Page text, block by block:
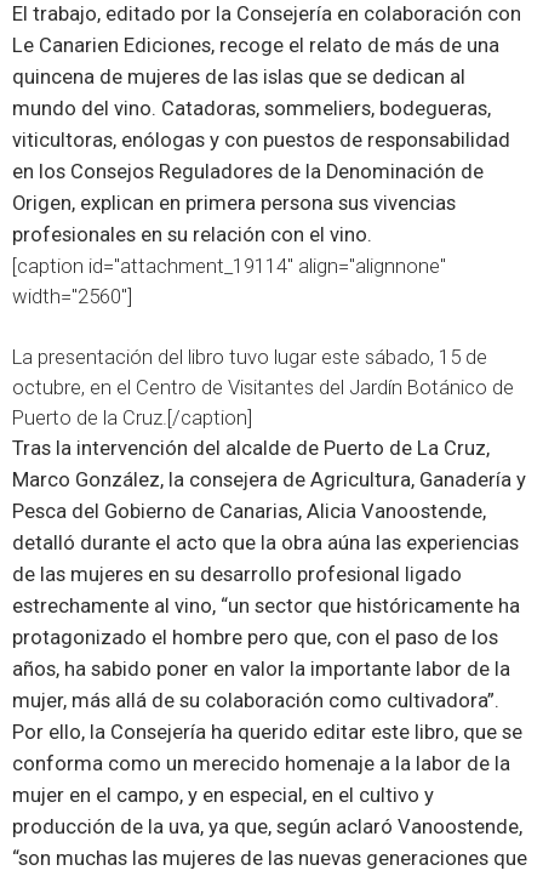
El trabajo, editado por la Consejería en colaboración con
Le Canarien Ediciones, recoge el relato de más de una
quincena de mujeres de las islas que se dedican al
mundo del vino. Catadoras, sommeliers, bodegueras,
viticultoras, enólogas y con puestos de responsabilidad
en los Consejos Reguladores de la Denominación de
Origen, explican en primera persona sus vivencias
profesionales en su relación con el vino.
[caption id="attachment_19114" align="alignnone"
width="2560"]
La presentación del libro tuvo lugar este sábado, 15 de
octubre, en el Centro de Visitantes del Jardín Botánico de
Puerto de la Cruz.[/caption]
Tras la intervención del alcalde de Puerto de La Cruz,
Marco González, la consejera de Agricultura, Ganadería y
Pesca del Gobierno de Canarias, Alicia Vanoostende,
detalló durante el acto que la obra aúna las experiencias
de las mujeres en su desarrollo profesional ligado
estrechamente al vino, “un sector que históricamente ha
protagonizado el hombre pero que, con el paso de los
años, ha sabido poner en valor la importante labor de la
mujer, más allá de su colaboración como cultivadora”.
Por ello, la Consejería ha querido editar este libro, que se
conforma como un merecido homenaje a la labor de la
mujer en el campo, y en especial, en el cultivo y
producción de la uva, ya que, según aclaró Vanoostende,
“son muchas las mujeres de las nuevas generaciones que